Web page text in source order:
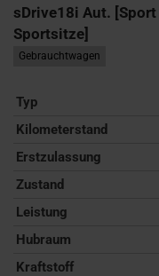
sDrive18i Aut. [Sport
Sportsitze]
Gebrauchtwagen
Typ
Kilometerstand
Erstzulassung
Zustand
Leistung
Hubraum
Kraftstoff